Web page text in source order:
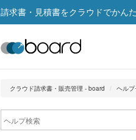
請求書・見積書をクラウドでかん
クラウド請求書・販売管理 - board ヘル